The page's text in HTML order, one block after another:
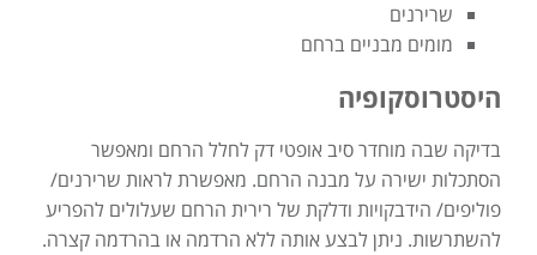
שרירנים
מומים מבניים ברחם
היסטרוסקופיה
בדיקה שבה מוחדר סיב אופטי דק לחלל הרחם ומאפשר
הסתכלות ישירה על מבנה הרחם. מאפשרת לראות שרירנים/
פוליפים/ הידבקויות ודלקת של רירית הרחם שעלולים להפריע
להשתרשות. ניתן לבצע אותה ללא הרדמה או בהרדמה קצרה.